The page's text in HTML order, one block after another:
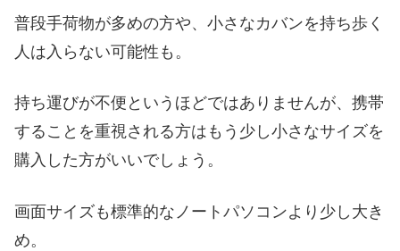
普段手荷物が多めの方や、小さなカバンを持ち歩く
人は入らない可能性も。
持ち運びが不便というほどではありませんが、携帯
することを重視される方はもう少し小さなサイズを
購入した方がいいでしょう。
画面サイズも標準的なノートパソコンより少し大き
め。